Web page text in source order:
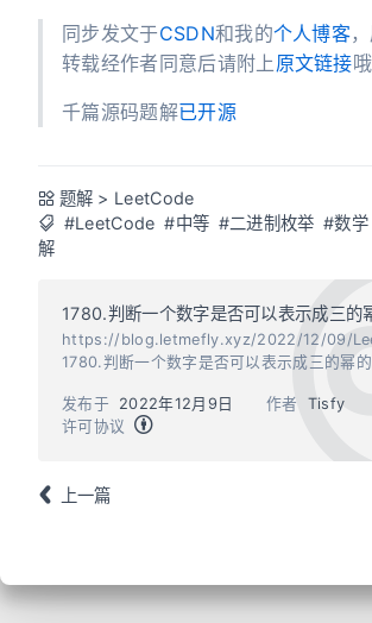
同步发文于CSDN和我的个人博客
转载经作者同意后请附上原文链接
千篇源码题解已开源
题解 > LeetCode
#LeetCode #中等 #二进制枚举 #数学
解
1780.判断一个数字是否可以表示成三的
https://blog.letmefly.xyz/2022/12/09/
1780.判断一个数字是否可以表示成三的幂
作者 Tisfy
发布于
2022年12月9日
许可协议
上一篇